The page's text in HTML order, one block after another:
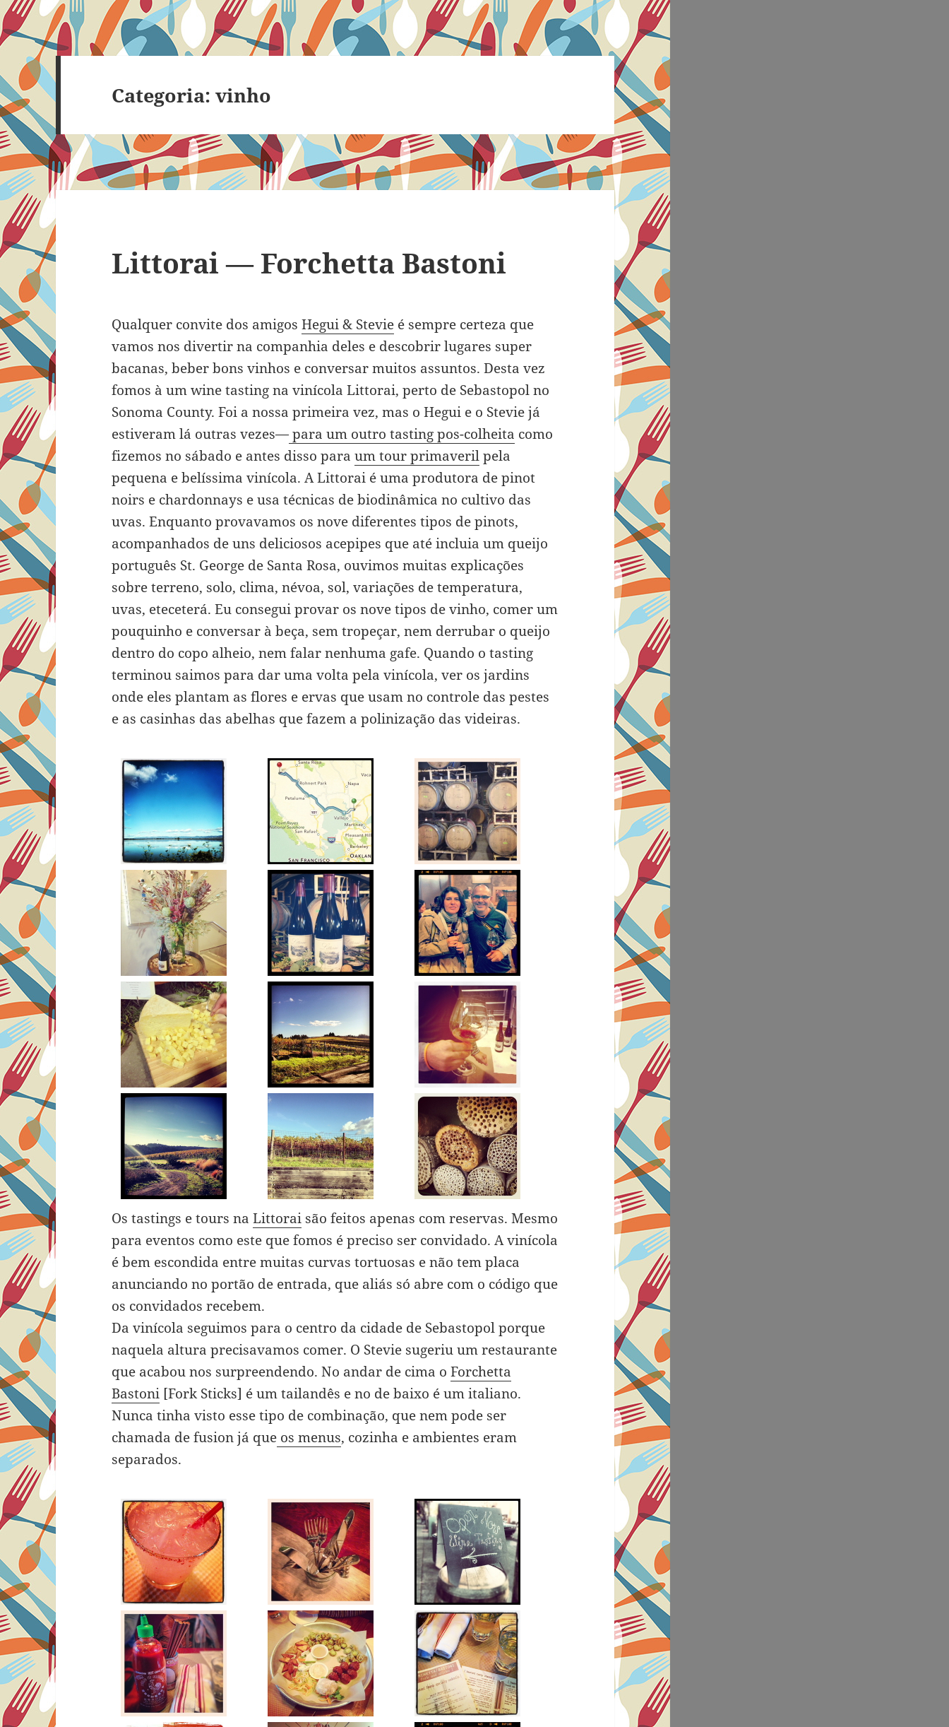
Categoria:vinho
Littorai — Forchetta Bastoni
Qualquer convite dos amigosHegui & Stevie é sempre certeza que
vamos nos divertir na companhia deles e descobrir lugares super
bacanas, beber bons vinhos e conversar muitos assuntos. Desta vez
fomos à um wine tasting na vinícola Littorai, perto de Sebastopol no
Sonoma County. Foi a nossa primeira vez, mas o Hegui e o Stevie já
estiveram lá outras vezes—para um outro tasting pos-colheita como
fizemos no sábado e antes disso paraum tour primaverilpela
pequena e belíssima vinícola. A Littorai é uma produtora de pinot
noirs e chardonnays e usa técnicas de biodinâmica no cultivo das
uvas. Enquanto provavamos os nove diferentes tipos de pinots,
acompanhados de uns deliciosos acepipes que até incluia um queijo
português St. George de Santa Rosa, ouvimos muitas explicações
sobre terreno, solo, clima, névoa, sol, variações de temperatura,
uvas, eteceterá. Eu consegui provar os nove tipos de vinho, comer um
pouquinho e conversar à beça, sem tropeçar, nem derrubar o queijo
dentro do copo alheio, nem falar nenhuma gafe. Quando o tasting
terminou saimos para dar uma volta pela vinícola, ver os jardins
onde eles plantam as flores e ervas que usam no controle das pestes
e as casinhas das abelhas que fazem a polinização das videiras.
Os tastings e tours naLittorai são feitos apenas com reservas. Mesmo
para eventos como este que fomos é preciso ser convidado. A vinícola
é bem escondida entre muitas curvas tortuosas e não tem placa
anunciando no portão de entrada, que aliás só abre com o código que
os convidados recebem.
Da vinícola seguimos para o centro da cidade de Sebastopol porque
naquela altura precisavamos comer. O Stevie sugeriu um restaurante
que acabou nos surpreendendo. No andar de cima oForchetta
Bastoni [Fork Sticks] é um tailandês e no de baixo é um italiano.
Nunca tinha visto esse tipo de combinação, que nem pode ser
chamada de fusion já que os menus, cozinha e ambientes eram
separados.